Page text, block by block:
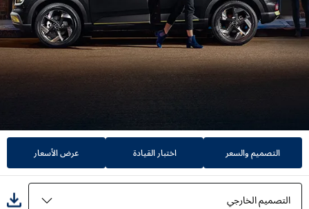
التصميم والسعر اختبار القيادة عرض الأسعار
التصميم الخارجي